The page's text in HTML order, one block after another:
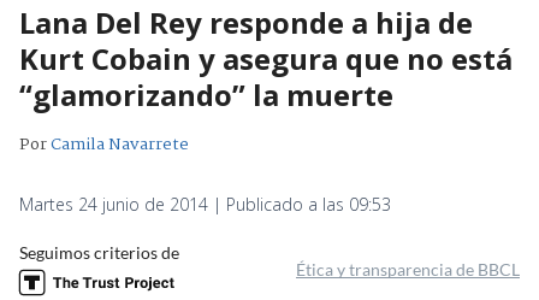
Lana Del Rey responde a hija de
Kurt Cobain y asegura que no está
“glamorizando” la muerte
PorCamila Navarrete
Martes 24 junio de 2014 | Publicado a las 09:53
Seguimos criterios de
Ética y transparencia de BBCL